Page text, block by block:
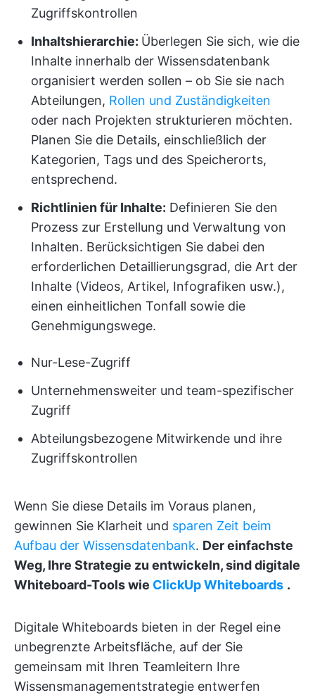
Zugriffskontrollen
Inhaltshierarchie: Überlegen Sie sich, wie die
Inhalte innerhalb der Wissensdatenbank
organisiert werden sollen – ob Sie sie nach
Abteilungen, Rollen und Zuständigkeiten
oder nach Projekten strukturieren möchten.
Planen Sie die Details, einschließlich der
Kategorien, Tags und des Speicherorts,
entsprechend.
Richtlinien für Inhalte: Definieren Sie den
Prozess zur Erstellung und Verwaltung von
Inhalten. Berücksichtigen Sie dabei den
erforderlichen Detaillierungsgrad, die Art der
Inhalte (Videos, Artikel, Infografiken usw.),
einen einheitlichen Tonfall sowie die
Genehmigungswege.
Nur-Lese-Zugriff
Unternehmensweiter und team-spezifischer
Zugriff
Abteilungsbezogene Mitwirkende und ihre
Zugriffskontrollen
Wenn Sie diese Details im Voraus planen,
gewinnen Sie Klarheit und sparen Zeit beim
Aufbau der Wissensdatenbank. Der einfachste
Weg, Ihre Strategie zu entwickeln, sind digitale
Whiteboard-Tools wie ClickUp Whiteboards .
Digitale Whiteboards bieten in der Regel eine
unbegrenzte Arbeitsfläche, auf der Sie
gemeinsam mit Ihren Teamleitern Ihre
Wissensmanagementstrategie entwerfen